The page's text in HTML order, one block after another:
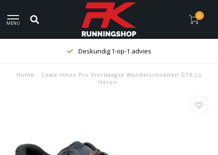
MENU
0
Deskundig 1-op-1 advies
Home / Lowa Innox Pro Vierdaagse Wandelschoenen GTX Lo
Heren